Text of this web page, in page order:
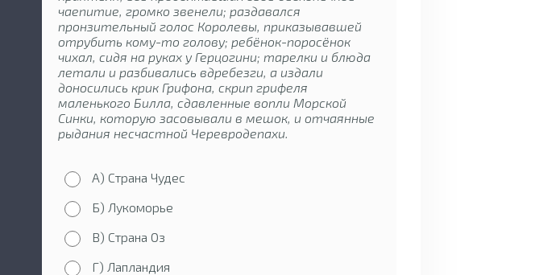
чаепитие, громко звенели; раздавался
пронзительный голос Королевы, приказывавшей
отрубить кому-то голову; ребёнок-поросёнок
чихал, сидя на руках у Герцогини; тарелки и блюда
летали и разбивались вдребезги, а издали
доносились крик Грифона, скрип грифеля
маленького Билла, сдавленные вопли Морской
Синки, которую засовывали в мешок, и отчаянные
рыдания несчастной Черевродепахи.
А) Страна Чудес
Б) Лукоморье
В) Страна Оз
Г) Лапландия